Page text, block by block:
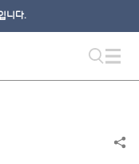
니다.